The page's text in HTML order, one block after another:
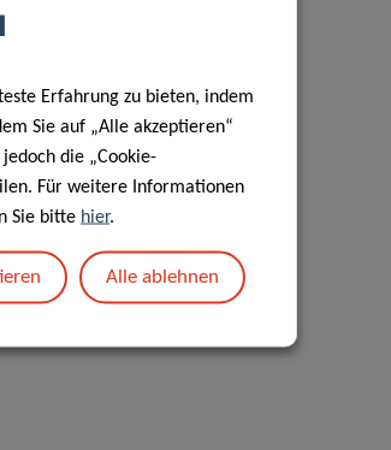
Erfahrung zu bieten, indem
Sie auf „Alle akzeptieren“
jedoch die „Cookie-
Für weitere Informationen
Sie bitte hier.
Alle ablehnen